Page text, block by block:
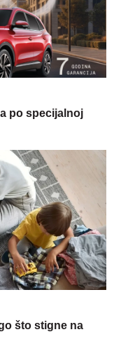
po specijalnoj
što stigne na